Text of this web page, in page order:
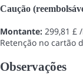
Caução
Montante: 299,81 £
Retenção no cartão
Observações